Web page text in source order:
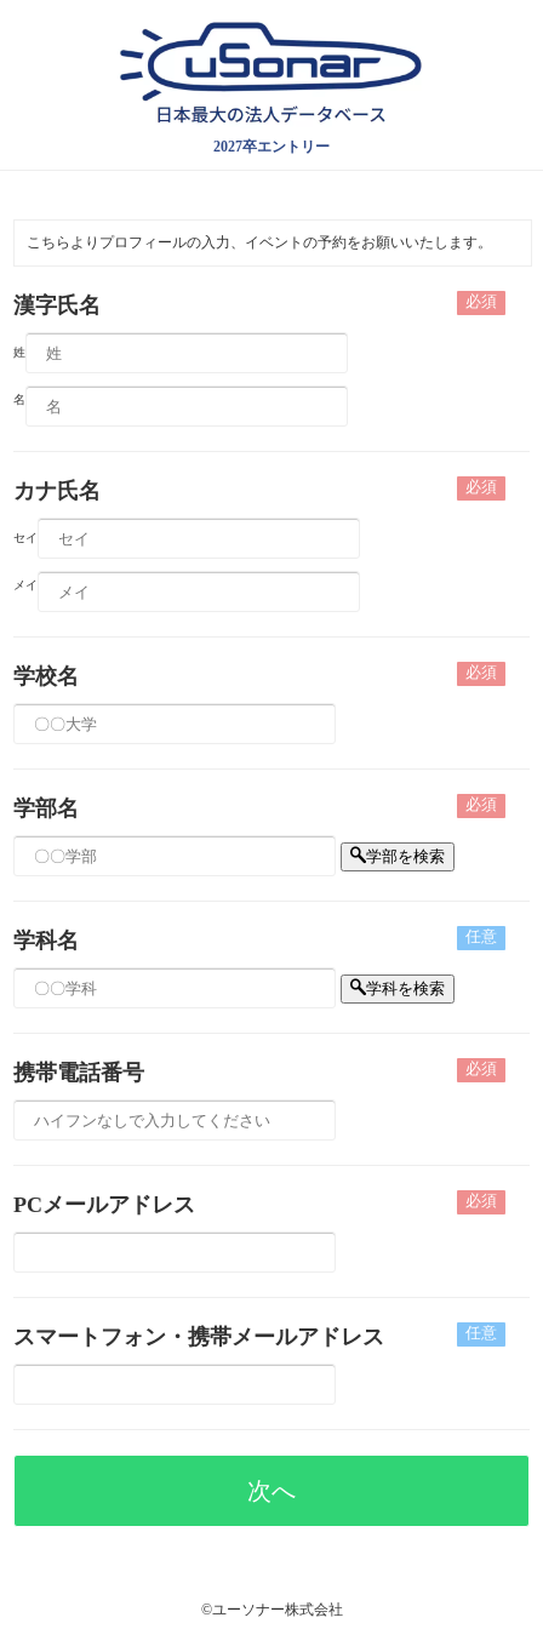
2027卒エントリー
こちらよりプロフィールの入力、イベントの予約をお願いいたします。
漢字氏名 必須
姓
名
カナ氏名 必須
セイ
メイ
学校名 必須
学部名 必須
学部を検索
学科名 任意
学科を検索
携帯電話番号 必須
PCメールアドレス 必須
スマートフォン・携帯メールアドレス 任意
次へ
©ユーソナー株式会社